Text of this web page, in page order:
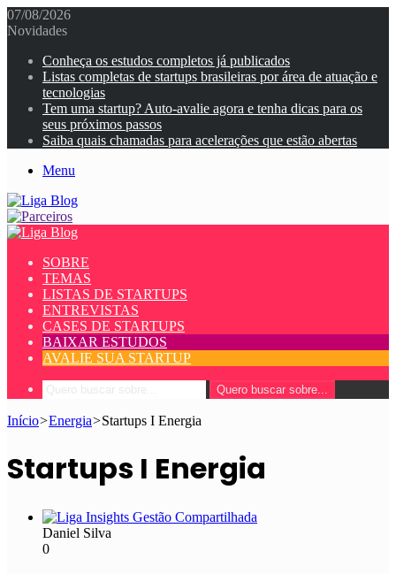
07/08/2026
Novidades
Conheça os estudos completos já publicados
Listas completas de startups brasileiras por área de atuação e
tecnologias
Tem uma startup? Auto-avalie agora e tenha dicas para os
seus próximos passos
Saiba quais chamadas para acelerações que estão abertas
Menu
SOBRE
TEMAS
LISTAS DE STARTUPS
ENTREVISTAS
CASES DE STARTUPS
BAIXAR ESTUDOS
AVALIE SUA STARTUP
Quero buscar sobre...
Início>Energia>Startups I Energia
Startups I Energia
Daniel Silva
0